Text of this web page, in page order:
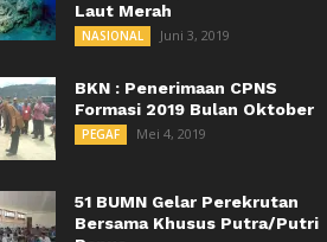
Laut Merah
NASIONAL Juni 3, 2019
BKN : Penerimaan CPNS
Formasi 2019 Bulan Oktober
PEGAF Mei 4, 2019
51 BUMN Gelar Perekrutan
Bersama Khusus Putra/Putri